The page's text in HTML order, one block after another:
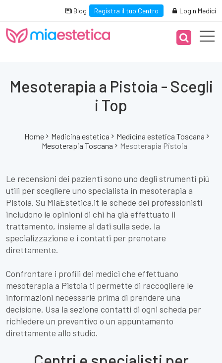
Blog Registra il tuo Centro Login Medici
Mesoterapia a Pistoia - Scegli
i Top
Home Medicina estetica
Medicina estetica Toscana
Mesoterapia Toscana
Mesoterapia Pistoia
Le recensioni dei pazienti sono uno degli strumenti più
utili per scegliere uno specialista in mesoterapia a
Pistoia. Su MiaEstetica.it le schede dei professionisti
includono le opinioni di chi ha già effettuato il
trattamento, insieme ai dati sulla sede, la
specializzazione e i contatti per prenotare
direttamente.
Confrontare i profili dei medici che effettuano
mesoterapia a Pistoia ti permette di raccogliere le
informazioni necessarie prima di prendere una
decisione. Usa la sezione contatti di ogni scheda per
richiedere un preventivo o un appuntamento
direttamente allo studio.